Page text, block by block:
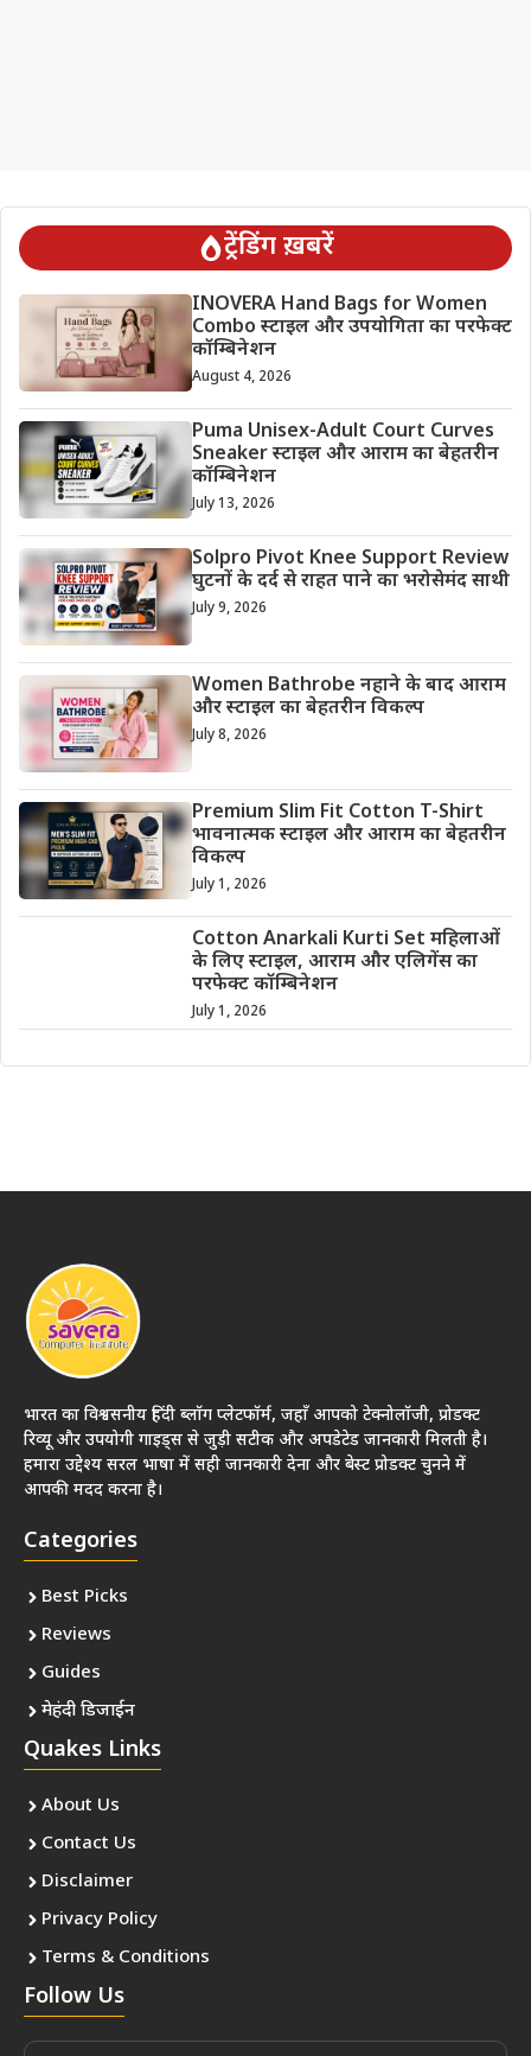
ट्रेंडिंग ख़बरें
INOVERA Hand Bags for Women
Combo स्टाइल और उपयोगिता का परफेक्ट
कॉम्बिनेशन
August 4, 2026
Puma Unisex-Adult Court Curves
Sneaker स्टाइल और आराम का बेहतरीन
कॉम्बिनेशन
July 13, 2026
Solpro Pivot Knee Support Review
घुटनों के दर्द से राहत पाने का भरोसेमंद साथी
July 9, 2026
Women Bathrobe नहाने के बाद आराम
और स्टाइल का बेहतरीन विकल्प
July 8, 2026
Premium Slim Fit Cotton T-Shirt
भावनात्मक स्टाइल और आराम का बेहतरीन
विकल्प
July 1, 2026
Cotton Anarkali Kurti Set महिलाओं
के लिए स्टाइल, आराम और एलिगेंस का
परफेक्ट कॉम्बिनेशन
July 1, 2026
भारत का विश्वसनीय हिंदी ब्लॉग प्लेटफॉर्म, जहाँ आपको टेक्नोलॉजी, प्रोडक्ट
रिव्यू और उपयोगी गाइड्स से जुड़ी सटीक और अपडेटेड जानकारी मिलती है।
हमारा उद्देश्य सरल भाषा में सही जानकारी देना और बेस्ट प्रोडक्ट चुनने में
आपकी मदद करना है।
Categories
Best Picks
Reviews
Guides
मेहंदी डिजाईन
Quakes Links
About Us
Contact Us
Disclaimer
Privacy Policy
Terms & Conditions
Follow Us